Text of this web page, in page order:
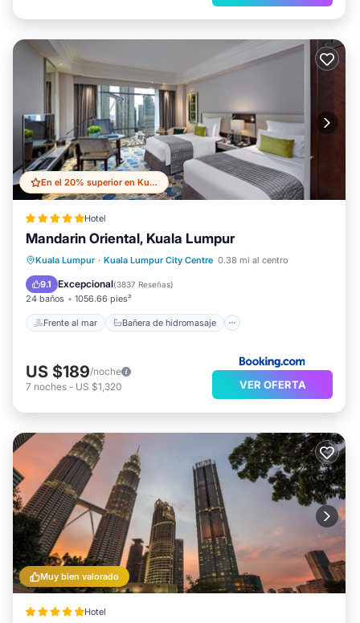
En el 20% superior en Kuala Lumpur City Centre
Hotel
Mandarin Oriental, Kuala Lumpur
Kuala Lumpur · Kuala Lumpur City Centre 0.38 mi al centro
9.1 Excepcional(3837 Reseñas)
24 baños 1056.66 pies²
Frente al mar Bañera de hidromasaje
Frente al mar
Bañera de hidromasaje
Desayuno
Aparcamiento
US $189/noche
7 noches - US $1,320 VER OFERTA
Muy bien valorado
Hotel